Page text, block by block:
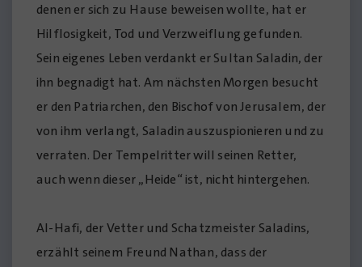
denen er sich zu Hause beweisen wollte, hat er
Hilflosigkeit, Tod und Verzweiflung gefunden.
Sein eigenes Leben verdankt er Sultan Saladin, der
ihn begnadigt hat. Am nächsten Morgen besucht
er den Patriarchen, den Bischof von Jerusalem, der
von ihm verlangt, Saladin auszuspionieren und zu
verraten. Der Tempelritter will seinen Retter,
auch wenn dieser „Heide“ ist, nicht hintergehen.
Al-Hafi, der Vetter und Schatzmeister Saladins,
erzählt seinem Freund Nathan, dass der